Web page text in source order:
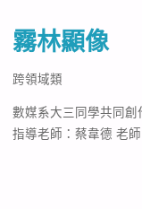
霧林顯像
跨領域類
數媒系大三同學共同創
指導老師：蔡韋德 老師